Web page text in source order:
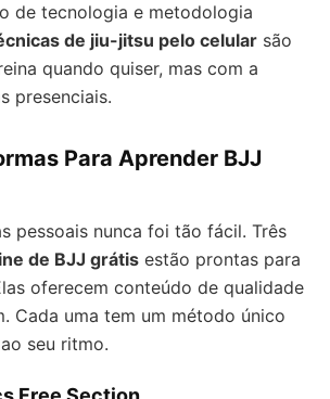
de tecnologia e metodologia
de jiu-jitsu pelo celular são
quando quiser, mas com a
presenciais.
Para Aprender BJJ
pessoais nunca foi tão fácil. Três
de BJJ grátis estão prontas para
oferecem conteúdo de qualidade
Cada uma tem um método único
seu ritmo.